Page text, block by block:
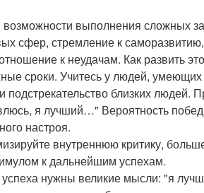
выполнения сложных
сфер, стремление к
к неудачам. Как развить
сроки. Учитесь у людей, умеющих
близких людей.
я лучший…" Вероятность
настроя.
внутреннюю критику,
к дальнейшим успехам.
нужны великие мысли: "я